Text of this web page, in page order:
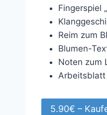
Fingerspiel
Reim zum
Blumen-
Noten zum
Arbeitsblatt
5.90€ –